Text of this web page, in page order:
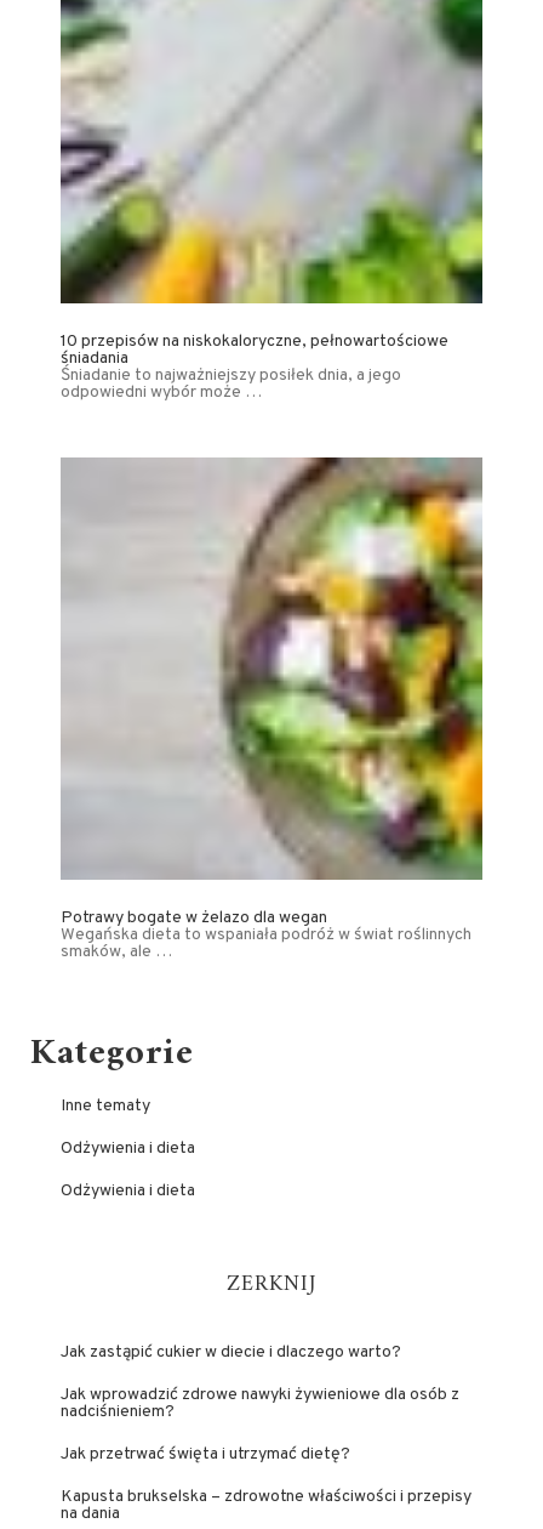
10 przepisów na niskokaloryczne, pełnowartościowe
śniadania
Śniadanie to najważniejszy posiłek dnia, a jego
odpowiedni wybór może …
Potrawy bogate w żelazo dla wegan
Wegańska dieta to wspaniała podróż w świat roślinnych
smaków, ale …
Kategorie
Inne tematy
Odżywienia i dieta
Odżywienia i dieta
ZERKNIJ
Jak zastąpić cukier w diecie i dlaczego warto?
Jak wprowadzić zdrowe nawyki żywieniowe dla osób z
nadciśnieniem?
Jak przetrwać święta i utrzymać dietę?
Kapusta brukselska – zdrowotne właściwości i przepisy
na dania